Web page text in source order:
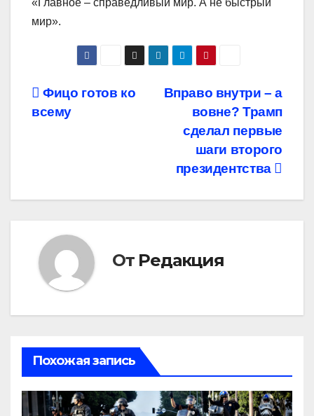
«Главное – справедливый мир. А не быстрый
мир».
Навигация
Вправо внутри – а
вовне? Трамп
сделал первые
шаги второго
президентства
Фицо готов ко
всему
От Редакция
Похожая запись